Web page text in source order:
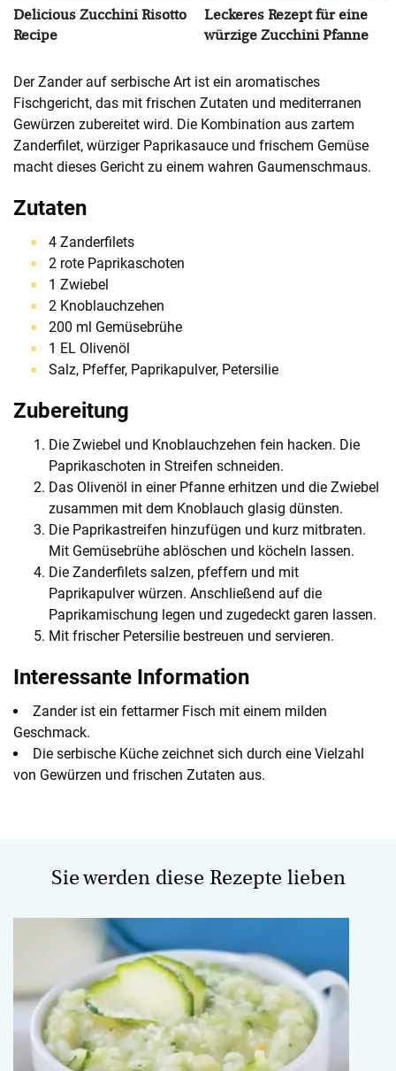
Delicious Zucchini Risotto
Recipe
Leckeres Rezept für eine
würzige Zucchini Pfanne
Der Zander auf serbische Art ist ein aromatisches
Fischgericht, das mit frischen Zutaten und mediterranen
Gewürzen zubereitet wird. Die Kombination aus zartem
Zanderfilet, würziger Paprikasauce und frischem Gemüse
macht dieses Gericht zu einem wahren Gaumenschmaus.
Zutaten
4 Zanderfilets
2 rote Paprikaschoten
1 Zwiebel
2 Knoblauchzehen
200 ml Gemüsebrühe
1 EL Olivenöl
Salz, Pfeffer, Paprikapulver, Petersilie
Zubereitung
Die Zwiebel und Knoblauchzehen fein hacken. Die
Paprikaschoten in Streifen schneiden.
Das Olivenöl in einer Pfanne erhitzen und die Zwiebel
zusammen mit dem Knoblauch glasig dünsten.
Die Paprikastreifen hinzufügen und kurz mitbraten.
Mit Gemüsebrühe ablöschen und köcheln lassen.
Die Zanderfilets salzen, pfeffern und mit
Paprikapulver würzen. Anschließend auf die
Paprikamischung legen und zugedeckt garen lassen.
Mit frischer Petersilie bestreuen und servieren.
Interessante Information
Zander ist ein fettarmer Fisch mit einem milden
Geschmack.
Die serbische Küche zeichnet sich durch eine Vielzahl
von Gewürzen und frischen Zutaten aus.
Sie werden diese Rezepte lieben